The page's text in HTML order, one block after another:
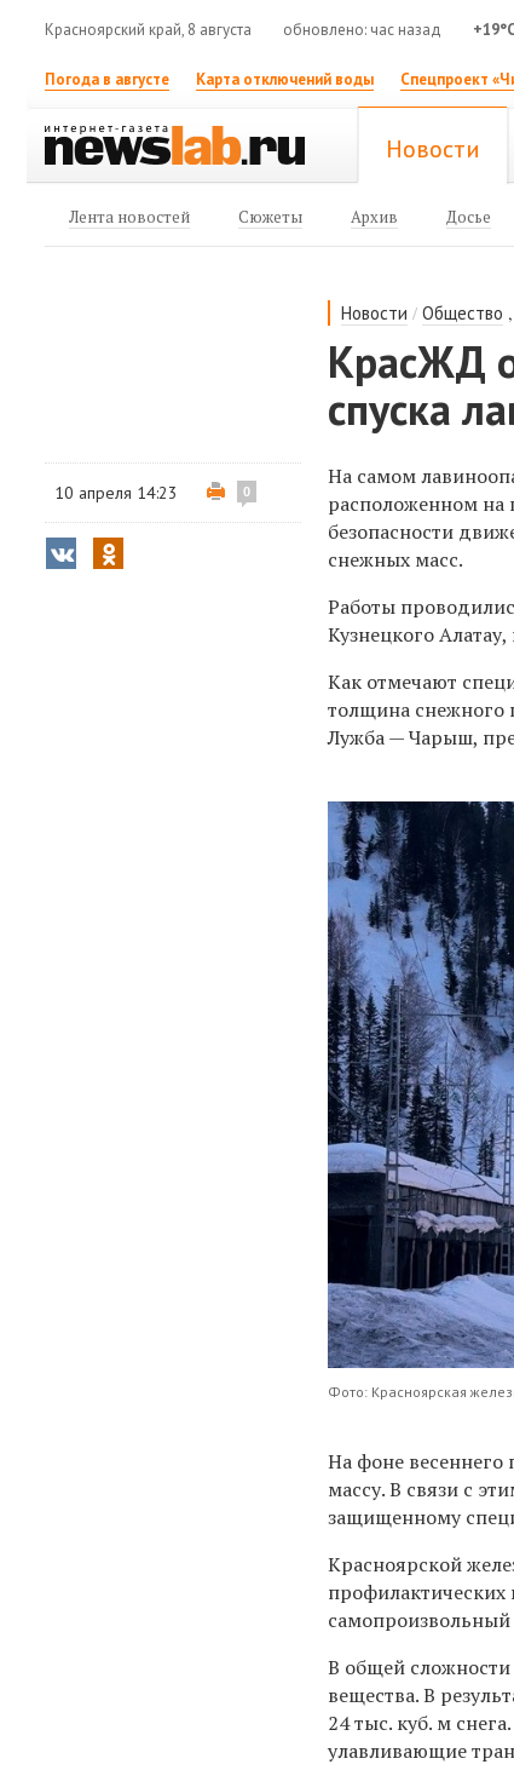
Красноярский край, 8 августа обновлено: час назад +19°C
Погода в августе Карта отключений воды Спецпроект
Новости
Лента новостей Сюжеты Архив Досье
Новости /Общество
КрасЖД
спуска
10 апреля 14:23 0
На самом
расположенном на
безопасности
снежных масс.
Работы
Кузнецкого
Как отмечают
толщина снежного
Лужба — Чарыш,
Фото: Красноярская
На фоне весеннего
массу. В связи с
защищенному
Красноярской
профилактических
В общей сложности
вещества. В
24 тыс. куб. м
улавливающие